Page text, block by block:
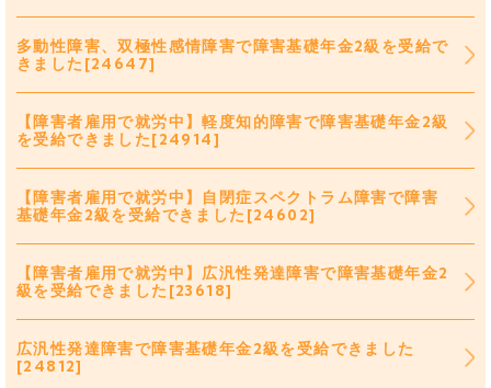
多動性障害、双極性感情障害で障害基礎年金2級を受給で
きました[24647]
【障害者雇用で就労中】軽度知的障害で障害基礎年金2級
を受給できました[24914]
【障害者雇用で就労中】自閉症スペクトラム障害で障害
基礎年金2級を受給できました[24602]
【障害者雇用で就労中】広汎性発達障害で障害基礎年金2
級を受給できました[23618]
広汎性発達障害で障害基礎年金2級を受給できました
[24812]